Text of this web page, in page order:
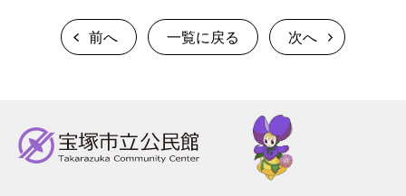
前へ 一覧に戻る 次へ